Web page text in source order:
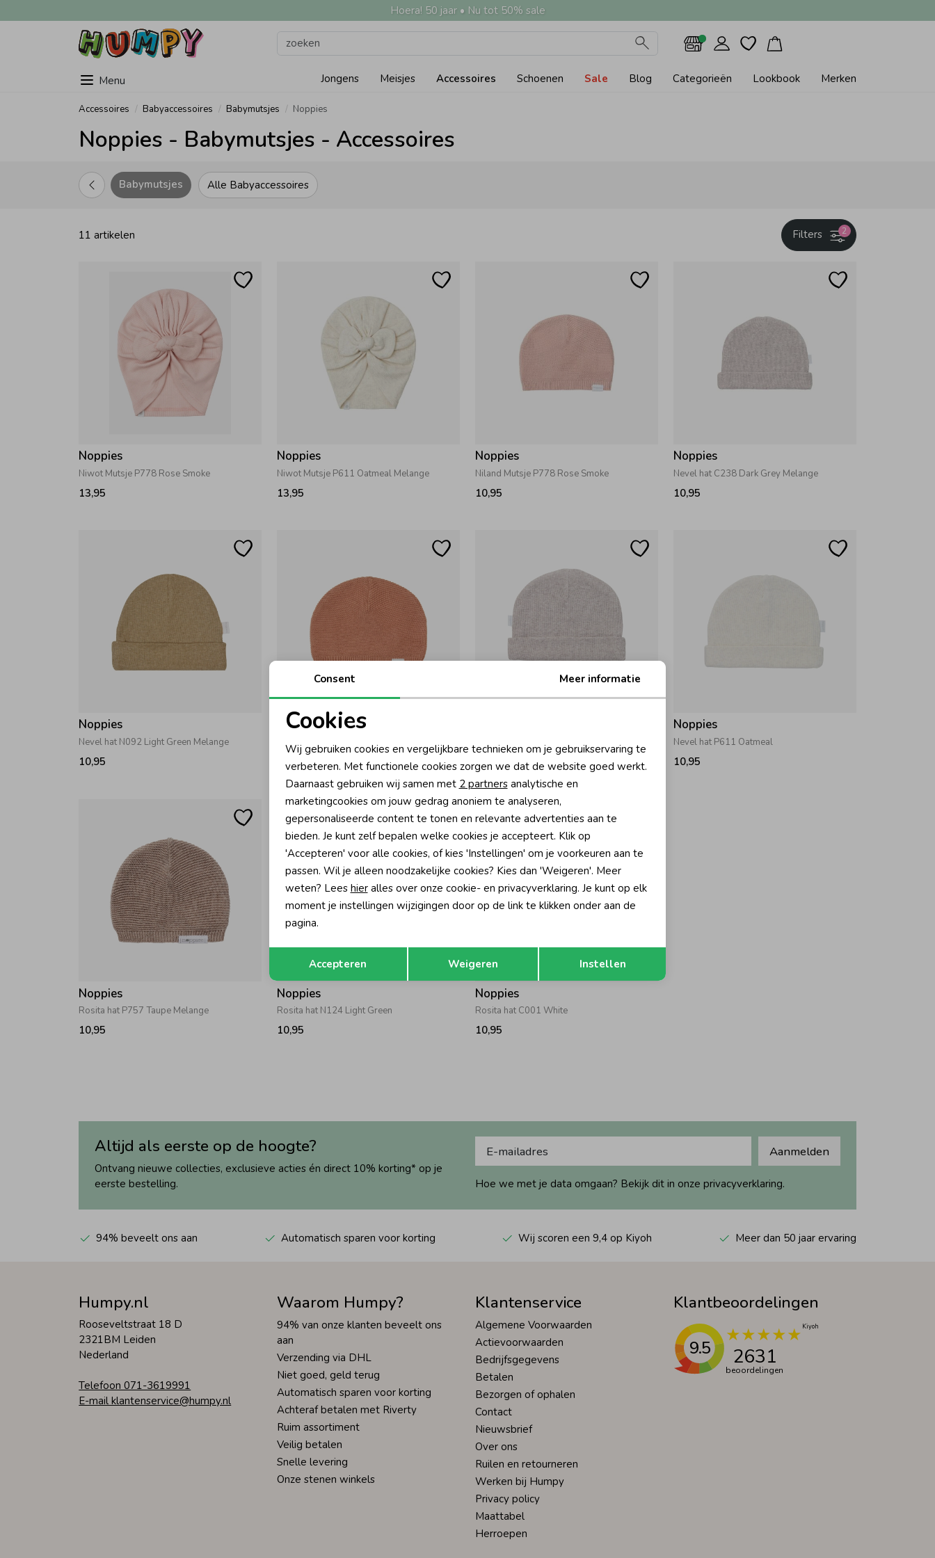
Hoera! 50 jaar • Nu tot 50% sale
Menu Jongens Meisjes Accessoires Schoenen Sale Blog Categorieën Lookbook Merken
Accessoires Babyaccessoires Babymutsjes Noppies
Noppies - Babymutsjes - Accessoires
Alle Babyaccessoires
Babymutsjes
11 artikelen 2
Filters
Noppies
Niwot Mutsje P778 Rose Smoke
13,95
Noppies
Niwot Mutsje P611 Oatmeal Melange
13,95
Noppies
Niland Mutsje P778 Rose Smoke
10,95
Noppies
Nevel hat C238 Dark Grey Melange
10,95
Noppies
Nevel hat N092 Light Green Melange
10,95
Noppies
Rosita hat P788 Caf? au lait
10,95
Nevel hat P757 Taupe Melange
10,95
Noppies
Nevel hat P611 Oatmeal
10,95
Noppies
Rosita hat P757 Taupe Melange
10,95
Noppies
Rosita hat N124 Light Green
10,95
Noppies
Rosita hat C001 White
10,95
Altijd als eerste op de hoogte?
Ontvang nieuwe collecties, exclusieve acties én direct 10% korting* op je
eerste bestelling.
Aanmelden
Hoe we met je data omgaan? Bekijk dit in onze privacyverklaring.
94% beveelt ons aan Automatisch sparen voor korting Wij scoren een 9,4 op Kiyoh Meer dan 50 jaar ervaring
Humpy.nl
Rooseveltstraat 18 D
2321BM Leiden
Nederland
Telefoon 071-3619991
E-mail klantenservice@humpy.nl
Waarom Humpy?
94% van onze klanten beveelt ons
aan
Verzending via DHL
Niet goed, geld terug
Automatisch sparen voor korting
Achteraf betalen met Riverty
Ruim assortiment
Veilig betalen
Snelle levering
Onze stenen winkels
Klantenservice
Algemene Voorwaarden
Actievoorwaarden
Bedrijfsgegevens
Betalen
Bezorgen of ophalen
Contact
Nieuwsbrief
Over ons
Ruilen en retourneren
Werken bij Humpy
Privacy policy
Maattabel
Herroepen
Klantbeoordelingen
9.5 2631
beoordelingen
Noodzakelijke cookies
Analytische cookies Marketing cookies
Opslaan
Consent Meer informatie
Cookies
Wij gebruiken cookies en vergelijkbare technieken om je gebruikservaring te
verbeteren. Met functionele cookies zorgen we dat de website goed werkt.
Daarnaast gebruiken wij samen met 2 partnersanalytische en
marketingcookies om jouw gedrag anoniem te analyseren,
gepersonaliseerde content te tonen en relevante advertenties aan te
bieden. Je kunt zelf bepalen welke cookies je accepteert. Klik op
'Accepteren' voor alle cookies, of kies 'Instellingen' om je voorkeuren aan te
passen. Wil je alleen noodzakelijke cookies? Kies dan 'Weigeren'. Meer
weten? Lees hieralles over onze cookie- en privacyverklaring. Je kunt op elk
moment je instellingen wijzigingen door op de link te klikken onder aan de
pagina.
Accepteren Weigeren Instellen